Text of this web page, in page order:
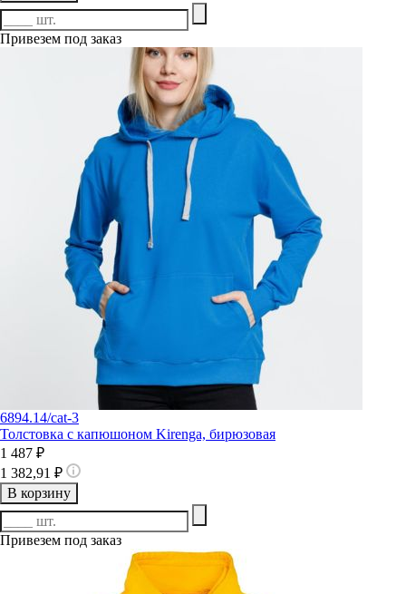
Привезем под заказ
6894.14/cat-3
Толстовка с капюшоном Kirenga, бирюзовая
1 487 ₽
1 382,91 ₽
В корзину
Привезем под заказ